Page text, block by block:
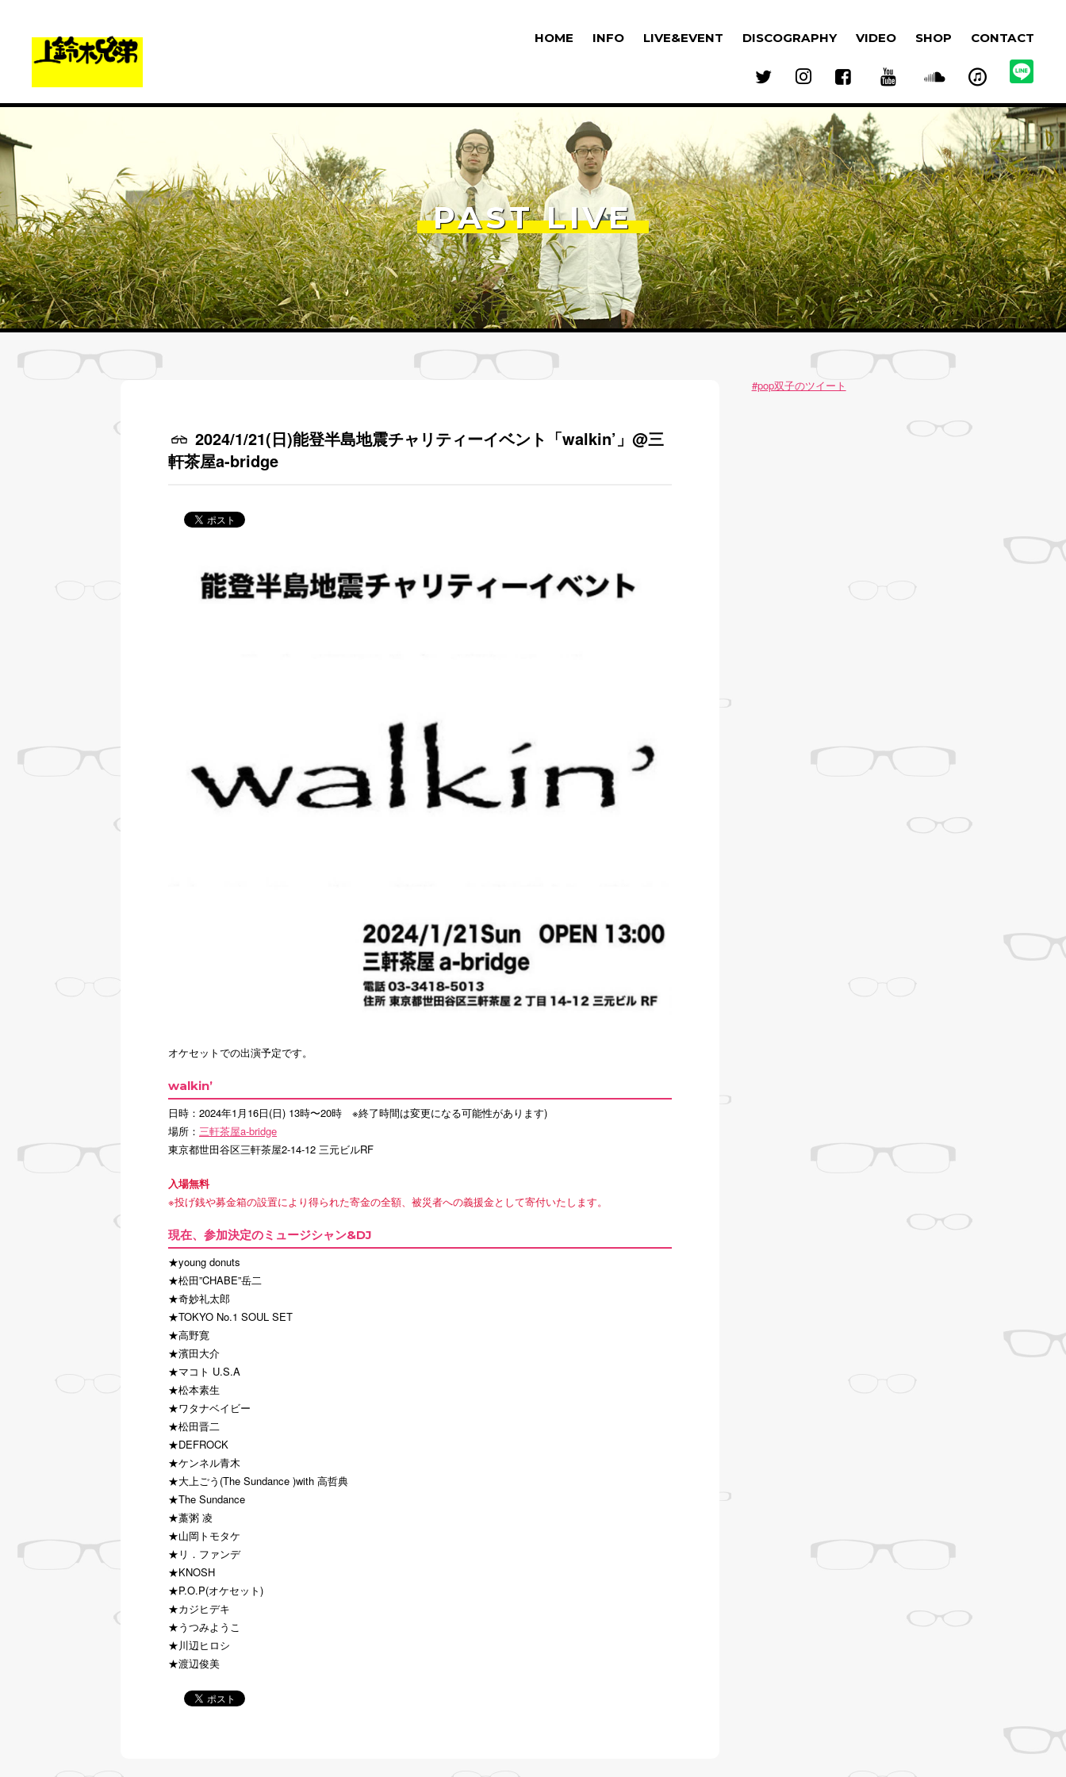
HOME INFO LIVE&EVENT DISCOGRAPHY VIDEO SHOP CONTACT
PAST LIVE
2024/1/21(日)能登半島地震チャリティーイベント「walkin’」@三
軒茶屋a-bridge
オケセットでの出演予定です。
walkin’
日時：2024年1月16日(日) 13時〜20時 ※終了時間は変更になる可能性があります)
場所： 三軒茶屋a-bridge
東京都世田谷区三軒茶屋2-14-12 三元ビルRF
入場無料
※投げ銭や募金箱の設置により得られた寄金の全額、被災者への義援金として寄付いたします。
現在、参加決定のミュージシャン&DJ
★young donuts
★松田”CHABE”岳二
★奇妙礼太郎
★TOKYO No.1 SOUL SET
★高野寛
★濱田大介
★マコト U.S.A
★松本素生
★ワタナベイビー
★松田晋二
★DEFROCK
★ケンネル青木
★大上ごう(The Sundance )with 高哲典
★The Sundance
★藁粥 凌
★山岡トモタケ
★リ．ファンデ
★KNOSH
★P.O.P(オケセット)
★カジヒデキ
★うつみようこ
★川辺ヒロシ
★渡辺俊美
#pop双子のツイート